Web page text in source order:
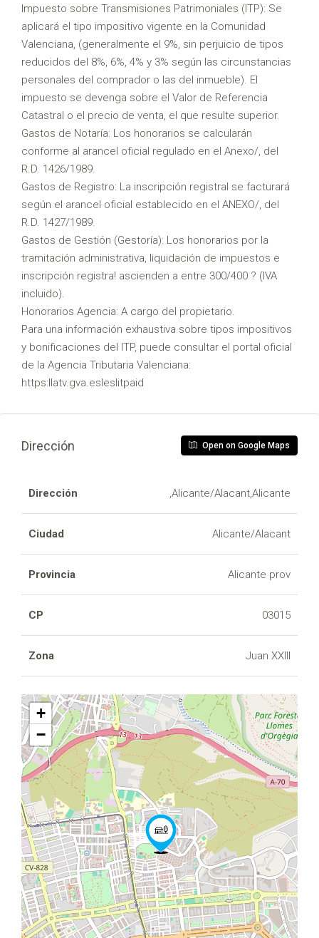
Impuesto sobre Transmisiones Patrimoniales (ITP): Se
aplicará el tipo impositivo vigente en la Comunidad
Valenciana, (generalmente el 9%, sin perjuicio de tipos
reducidos del 8%, 6%, 4% y 3% según las circunstancias
personales del comprador o las del inmueble). El
impuesto se devenga sobre el Valor de Referencia
Catastral o el precio de venta, el que resulte superior.
Gastos de Notaría: Los honorarios se calcularán
conforme al arancel oficial regulado en el Anexo/, del
R.D. 1426/1989.
Gastos de Registro: La inscripción registral se facturará
según el arancel oficial establecido en el ANEXO/, del
R.D. 1427/1989.
Gastos de Gestión (Gestoría): Los honorarios por la
tramitación administrativa, liquidación de impuestos e
inscripción registra! ascienden a entre 300/400 ? (IVA
incluido).
Honorarios Agencia: A cargo del propietario.
Para una información exhaustiva sobre tipos impositivos
y bonificaciones del ITP, puede consultar el portal oficial
de la Agencia Tributaria Valenciana:
https:llatv.gva.esleslitpaid
Dirección Open on Google Maps
Dirección ,Alicante/Alacant,Alicante
Ciudad Alicante/Alacant
Provincia Alicante prov
CP 03015
Zona Juan XXIII
+
−